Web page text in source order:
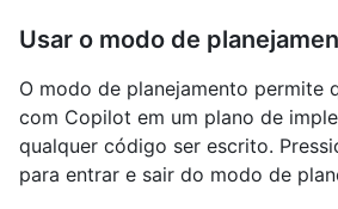
Usar o modo de
O modo de planejamento permite
com Copilot em um plano de
qualquer código ser escrito.
para entrar e sair do modo de